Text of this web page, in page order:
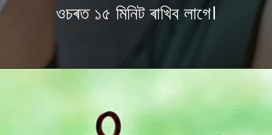
ওচৰত ১৫ মিনিট ৰাখিব লাগে।